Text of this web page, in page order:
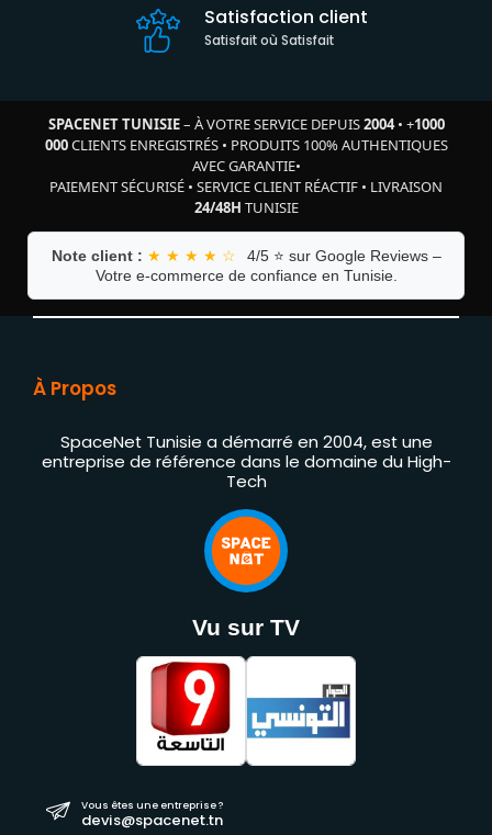
Satisfaction client
Satisfait où Satisfait
SPACENET TUNISIE– À VOTRE SERVICE DEPUIS2004• +1000
000CLIENTS ENREGISTRÉS• PRODUITS 100% AUTHENTIQUES
AVEC GARANTIE•
PAIEMENT SÉCURISÉ • SERVICE CLIENT RÉACTIF • LIVRAISON
24/48H TUNISIE
Note client : ★ ★ ★ ★ ☆
4/5 ⭐ sur Google Reviews –
Votre e-commerce de confiance en Tunisie.
À Propos
SpaceNet Tunisie a démarré en 2004, est une
entreprise de référence dans le domaine du High-
Tech
Vu sur TV
Vous êtes une entreprise ?
devis@spacenet.tn